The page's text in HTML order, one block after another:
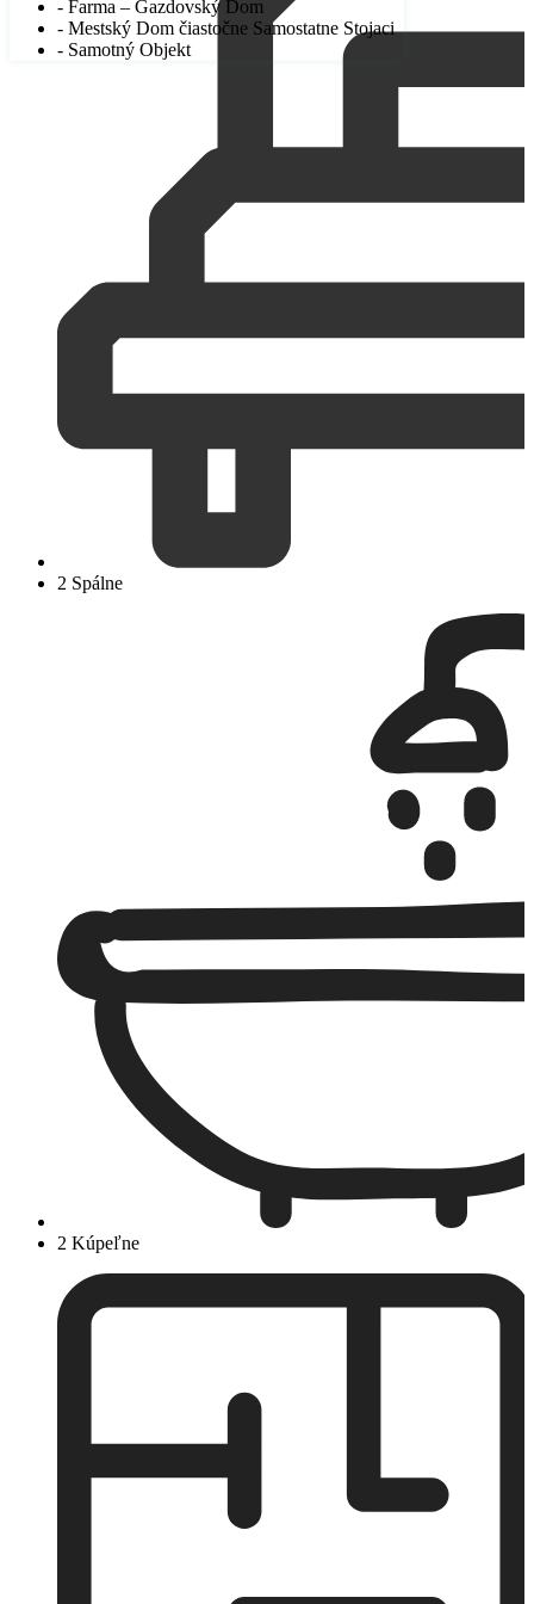
- Farma – Gazdovský Dom
- Mestský Dom čiastočne Samostatne Stojaci
- Samotný Objekt
2 Spálne
2 Kúpeľne